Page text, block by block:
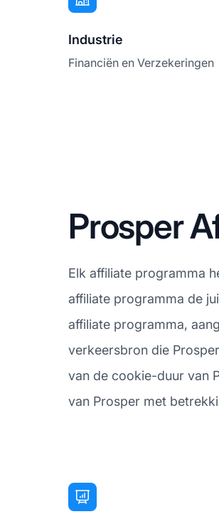
Industrie
Financiën en Verzekeringen
Prosper
Elk affiliate programma
affiliate programma de
affiliate programma,
verkeersbron die
van de cookie-duur van
van Prosper met